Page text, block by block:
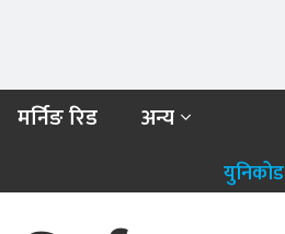
मर्निङ रिड अन्य
युनिकोड